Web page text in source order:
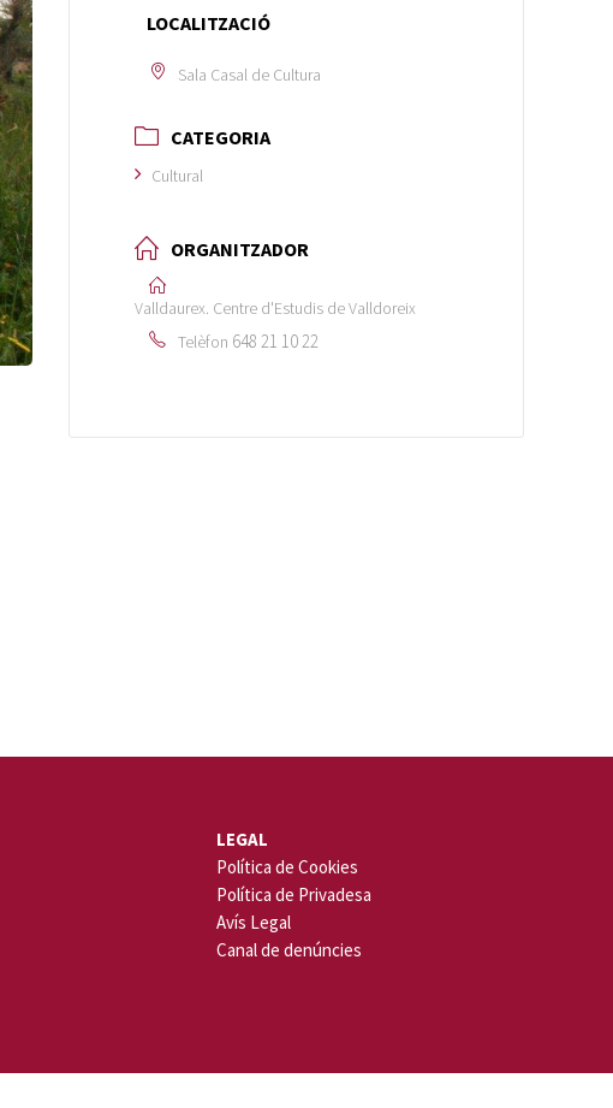
LOCALITZACIÓ
Sala Casal de Cultura
CATEGORIA
Cultural
ORGANITZADOR
Valldaurex. Centre d'Estudis de Valldoreix
Telèfon 648 21 10 22
LEGAL
Política de Cookies
Política de Privadesa
Avís Legal
Canal de denúncies